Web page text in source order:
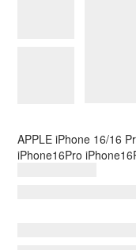
APPLE iPhone 16/16
iPhone16Pro